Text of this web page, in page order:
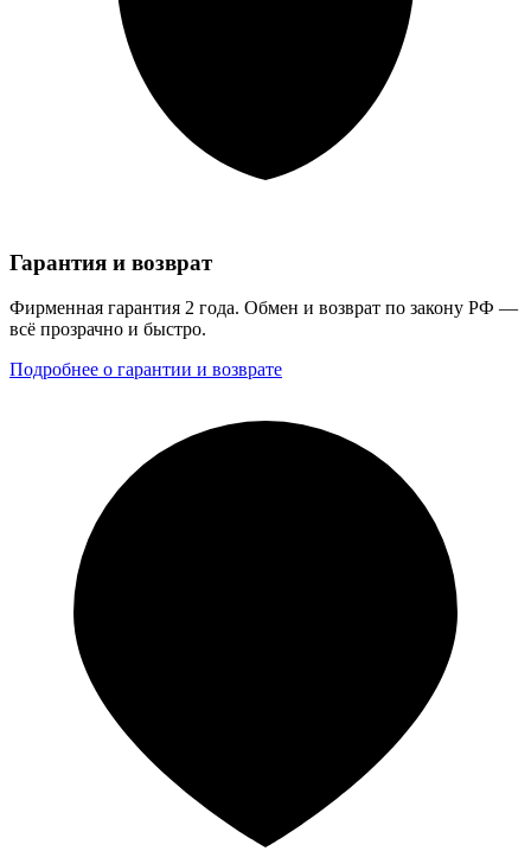
Гарантия и возврат
Фирменная гарантия 2 года. Обмен и возврат по закону РФ —
всё прозрачно и быстро.
Подробнее о гарантии и возврате